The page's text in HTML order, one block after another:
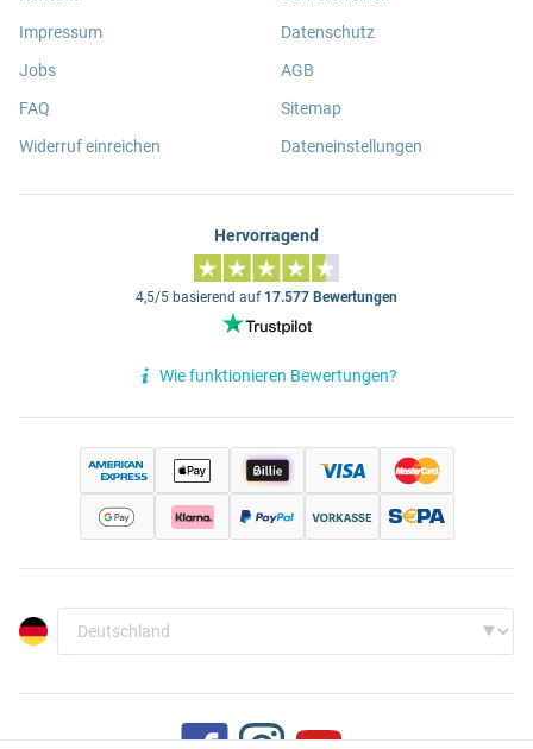
Impressum
Jobs
FAQ
Widerruf einreichen
Datenschutz
AGB
Sitemap
Dateneinstellungen
Hervorragend
4,5/5 basierend auf 17.577 Bewertungen
Wie funktionieren Bewertungen?